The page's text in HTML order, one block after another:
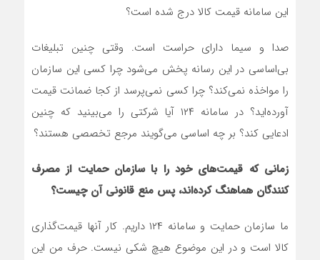
این سامانه قیمت کالا درج شده است؟
صدا و سیما دارای حراست است. وقتی چنین تبلیغات
بی‌اساسی در این رسانه پخش می‌‌شود چرا کسی این سازمان
را مواخذه نمی‌کند؟ چرا کسی نمی‌پرسد از کجا ضمانت قیمت
آورده‌اید؟ در سامانه ۱۲۴ آیا شرکتی را می‌بینید که چنین
ادعایی کند؟ بر چه اساسی می‌گویند مرجع تخصصی هستند؟
زمانی که قیمت‌های خود را با سازمان حمایت از مصرف
کنندگان هماهنگ کرده‌اند، پس منع قانونی آن چیست؟
ما سازمان حمایت و سامانه ۱۲۴ داریم. کار آنها قیمت‌گذاری
کالا است و در این موضوع هیچ شکی نیست. حرف من این